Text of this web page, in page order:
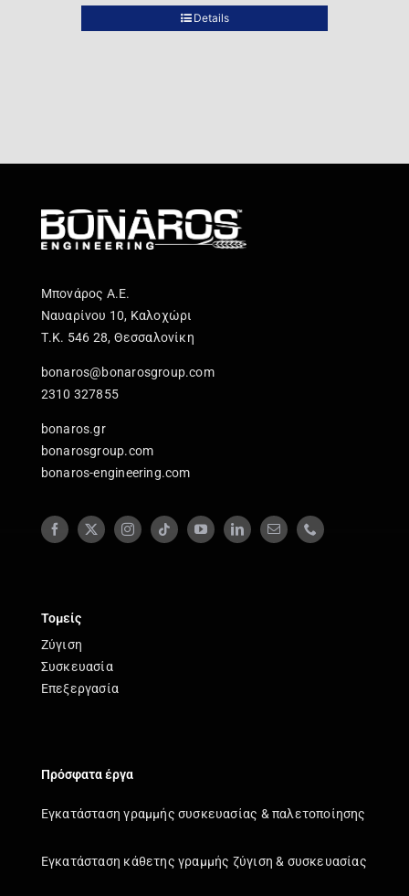
Details
Μπονάρος Α.Ε.
Ναυαρίνου 10, Καλοχώρι
Τ.Κ. 546 28, Θεσσαλονίκη
bonaros@bonarosgroup.com
2310 327855
bonaros.gr
bonarosgroup.com
bonaros-engineering.com
Τομείς
Ζύγιση
Συσκευασία
Επεξεργασία
Πρόσφατα έργα
Εγκατάσταση γραμμής συσκευασίας & παλετοποίησης
Εγκατάσταση κάθετης γραμμής ζύγιση & συσκευασίας